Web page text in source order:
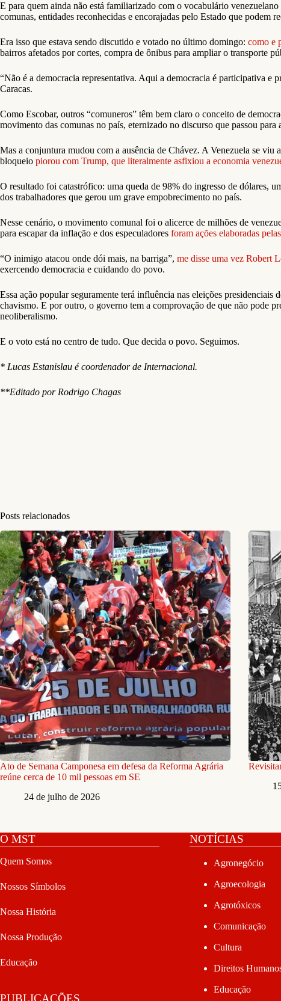
E para quem ainda não está familiarizado com o vocabulário
comunas, entidades reconhecidas e encorajadas pelo Estado que podem
Era isso que estava sendo discutido e votado no último domingo: como e
bairros afetados por cortes, compra de ônibus para ampliar o transporte
“Não é a democracia representativa. Aqui a democracia é participativa e
Caracas.
Como Escobar, outros “comuneros” têm bem claro o conceito de
movimento das comunas no país, eternizado no discurso que passou para
Mas a conjuntura mudou com a ausência de Chávez. A Venezuela se
bloqueio piorou com Trump, que literalmente asfixiou a economia
O resultado foi catastrófico: uma queda de 98% do ingresso de dólares,
dos trabalhadores que gerou um grave empobrecimento no país.
Nesse cenário, o movimento comunal foi o alicerce de milhões de
para escapar da inflação e dos especuladores foram ações elaboradas
“O inimigo atacou onde dói mais, na barriga”, me disse uma vez Robert
exercendo democracia e cuidando do povo.
Essa ação popular seguramente terá influência nas eleições
chavismo. E por outro, o governo tem a comprovação de que não pode
neoliberalismo.
E o voto está no centro de tudo. Que decida o povo. Seguimos.
* Lucas Estanislau é coordenador de Internacional.
**Editado por Rodrigo Chagas
Posts relacionados
Ato de Semana Camponesa em defesa da Reforma Agrária
reúne cerca de 10 mil pessoas em SE
24 de julho de 2026
O MST
Quem Somos
Nossos Símbolos
Nossa História
Nossa Produção
Educação
PUBLICAÇÕES
NOTÍCIAS
Agronegócio
Agroecologia
Agrotóxicos
Comunicação
Cultura
Direitos
Educação